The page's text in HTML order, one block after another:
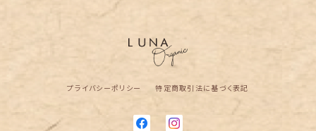
プライバシーポリシー 特定商取引法に基づく表記